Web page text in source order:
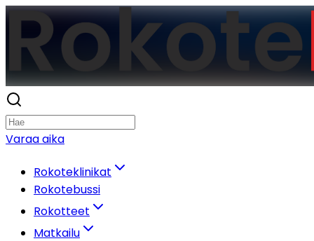
Varaa aika
Rokoteklinikat
Rokotebussi
Rokotteet
Matkailu